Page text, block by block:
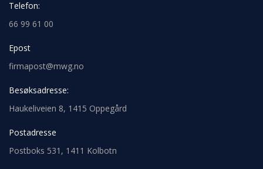
Telefon:
66 99 61 00
Epost
firmapost@mwg.no
Besøksadresse:
Haukeliveien 8, 1415 Oppegård
Postadresse
Postboks 531, 1411 Kolbotn